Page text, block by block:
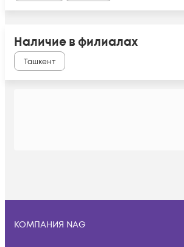
Наличие в филиалах
Ташкент
КОМПАНИЯ NAG